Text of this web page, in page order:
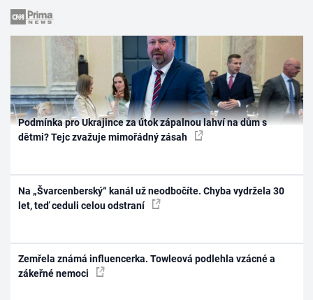
Podmínka pro Ukrajince za útok zápalnou lahví na dům s
dětmi? Tejc zvažuje mimořádný zásah
Na „Švarcenberský“ kanál už neodbočíte. Chyba vydržela 30
let, teď ceduli celou odstraní
Zemřela známá influencerka. Towleová podlehla vzácné a
zákeřné nemoci